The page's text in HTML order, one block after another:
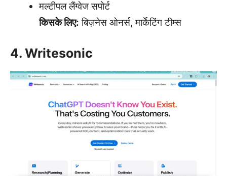
मल्टीपल लैंग्वेज सपोर्ट
किसके लिए: बिज़नेस ओनर्स, मार्केटिंग टीम्स
4. Writesonic